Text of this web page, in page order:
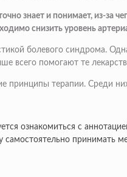
знает и понимает, из-
снизить уровень
болевого синдрома.
всего помогают те
принципы терапии. Среди
ознакомиться с
принимать